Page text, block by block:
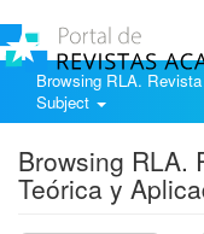
Browsing RLA.
Subject
Browsing RLA.
Teórica y